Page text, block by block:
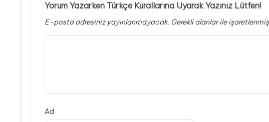
Yorum Yazarken Türkçe Kurallarına Uyarak Yazınız Lütfen!
E-posta adresiniz yayınlanmayacak. Gerekli alanlarile
Ad